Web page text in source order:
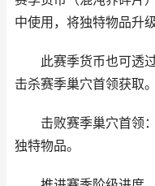
中使用，将独特物品升
此赛季货币也可透过
击杀赛季巢穴首领获取。
击败赛季巢穴首领：
独特物品。